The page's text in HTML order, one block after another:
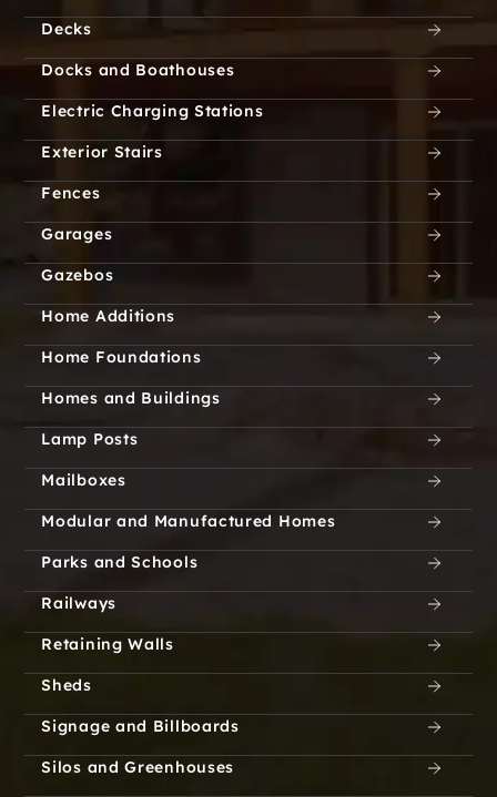
Decks
Docks and Boathouses
Electric Charging Stations
Exterior Stairs
Fences
Garages
Gazebos
Home Additions
Home Foundations
Homes and Buildings
Lamp Posts
Mailboxes
Modular and Manufactured Homes
Parks and Schools
Railways
Retaining Walls
Sheds
Signage and Billboards
Silos and Greenhouses